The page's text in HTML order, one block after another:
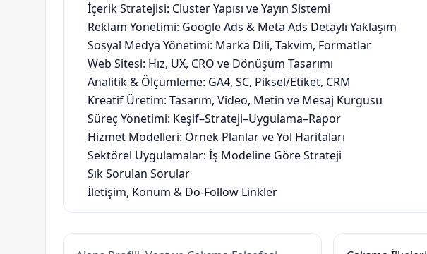
İçerik Stratejisi: Cluster Yapısı ve Yayın Sistemi
Reklam Yönetimi: Google Ads & Meta Ads Detaylı Yaklaşım
Sosyal Medya Yönetimi: Marka Dili, Takvim, Formatlar
Web Sitesi: Hız, UX, CRO ve Dönüşüm Tasarımı
Analitik & Ölçümleme: GA4, SC, Piksel/Etiket, CRM
Kreatif Üretim: Tasarım, Video, Metin ve Mesaj Kurgusu
Süreç Yönetimi: Keşif–Strateji–Uygulama–Rapor
Hizmet Modelleri: Örnek Planlar ve Yol Haritaları
Sektörel Uygulamalar: İş Modeline Göre Strateji
Sık Sorulan Sorular
İletişim, Konum & Do-Follow Linkler